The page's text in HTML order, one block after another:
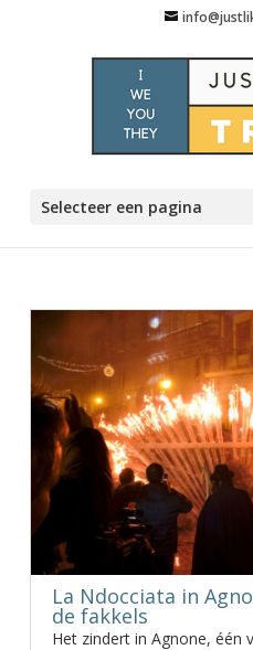
Selecteer een pagina
La Ndocciata in
de fakkels
Het zindert in Agnone, één